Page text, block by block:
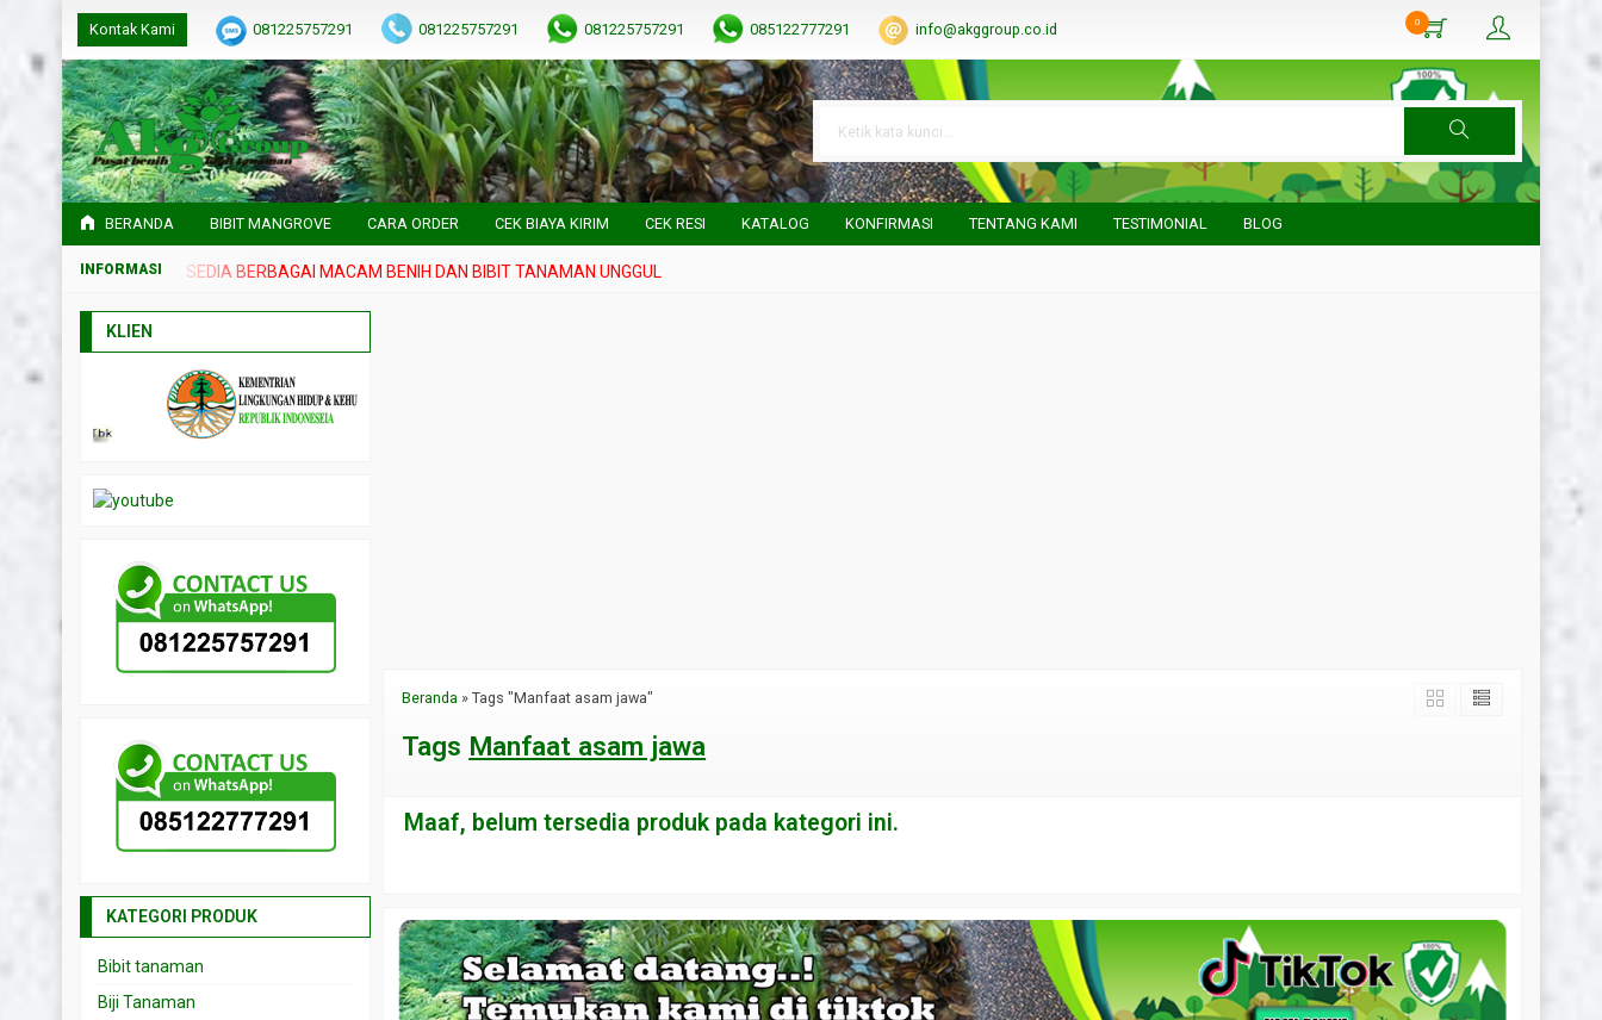
Kontak Kami 081225757291 081225757291 081225757291 085122777291 info@akggroup.co.id 0
BERANDA BIBIT MANGROVE CARA ORDER CEK BIAYA KIRIM CEK RESI KATALOG KONFIRMASI TENTANG KAMI TESTIMONIAL BLOG
UNGGUL SEDIA BERBAGAI MACAM BENIH DAN BIBIT TANAMAN UNGGUL
Beranda »Tags "Manfaat asam jawa"
Tags Manfaat asam jawa
Maaf, belum tersedia produk pada kategori ini.
KLIEN
KATEGORI PRODUK
Bibit tanaman
Biji Tanaman